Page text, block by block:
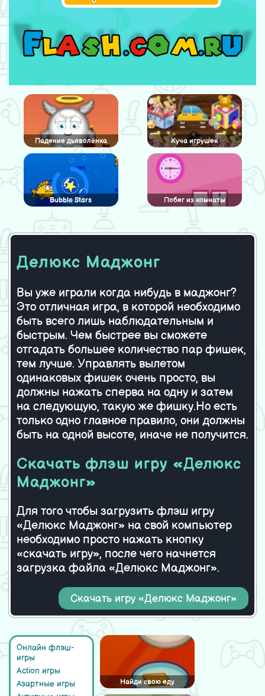
Онлайн флэш-
игры
Action игры
Азартные игры
Найди свою еду
Падение дьяволёнка Куча игрушек
Bubble Stars
Побег из комнаты
девочки
Беспорядок: На память Девушка из колледжа
Свободные птички —
спрятанные цифры
Загадай желание
Винкс клуб. Собери Музу
SpongeBob Burger
Делюкс Маджонг
Вы уже играли когда нибудь в маджонг?
Это отличная игра, в которой необходимо
быть всего лишь наблюдательным и
быстрым. Чем быстрее вы сможете
отгадать большее количество пар фишек,
тем лучше. Управлять вылетом
одинаковых фишек очень просто, вы
должны нажать сперва на одну и затем
на следующую, такую же фишку.Но есть
только одно главное правило, они должны
быть на одной высоте, иначе не получится.
Скачать флэш игру «Делюкс
Маджонг»
Для того чтобы загрузить флэш игру
«Делюкс Маджонг» на свой компьютер
необходимо просто нажать кнопку
«скачать игру», после чего начнется
загрузка файла «Делюкс Маджонг».
Скачать игру «Делюкс Маджонг»